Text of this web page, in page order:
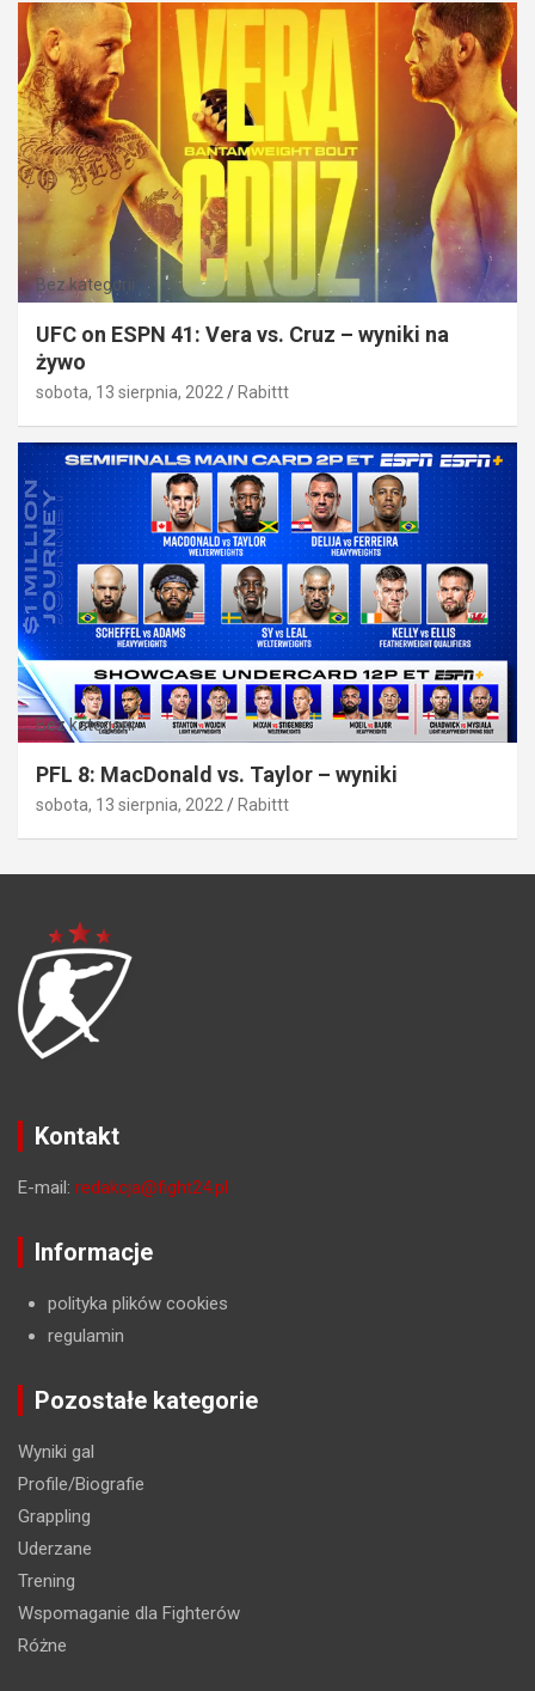
Bez kategorii
UFC on ESPN 41: Vera vs. Cruz – wyniki na
żywo
sobota, 13 sierpnia, 2022 Rabittt
Bez kategorii
PFL 8: MacDonald vs. Taylor – wyniki
sobota, 13 sierpnia, 2022 Rabittt
Kontakt
E-mail: redakcja@fight24.pl
Informacje
polityka plików cookies
regulamin
Pozostałe kategorie
Wyniki gal
Profile/Biografie
Grappling
Uderzane
Trening
Wspomaganie dla Fighterów
Różne